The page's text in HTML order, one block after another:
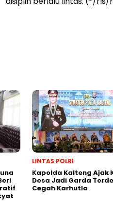
LINTAS POLRI
Kapolda Kalteng Ajak
Desa Jadi Garda
Cegah Karhutla